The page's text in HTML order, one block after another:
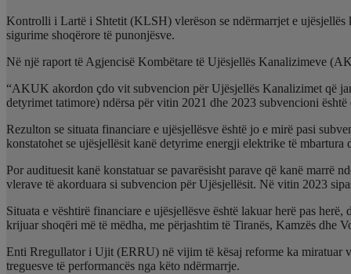
Kontrolli i Lartë i Shtetit (KLSH) vlerëson se ndërmarrjet e ujësjellës
sigurime shoqërore të punonjësve.
Në një raport të Agjencisë Kombëtare të Ujësjellës Kanalizimeve
“AKUK akordon çdo vit subvencion për Ujësjellës Kanalizimet që
detyrimet tatimore) ndërsa për vitin 2021 dhe 2023 subvencioni
Rezulton se situata financiare e ujësjellësve është jo e mirë pasi
konstatohet se ujësjellësit kanë detyrime energji elektrike të
Por audituesit kanë konstatuar se pavarësisht parave që kanë
vlerave të akorduara si subvencion për Ujësjellësit. Në vitin 2023
Situata e vështirë financiare e ujësjellësve është lakuar herë pas
krijuar shoqëri më të mëdha, me përjashtim të Tiranës, Kamzës dhe
Enti Rregullator i Ujit (ERRU) në vijim të kësaj reforme ka miratuar
treguesve të performancës nga këto ndërmarrje.